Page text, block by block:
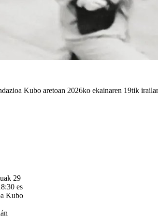
Kubo aretoan 2026ko ekainaren 19tik
29
es
Kubo